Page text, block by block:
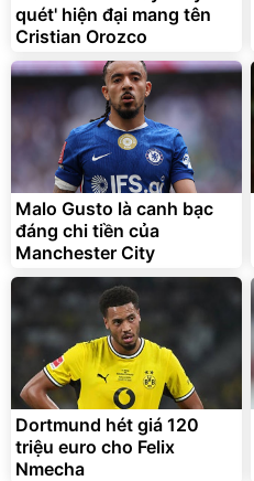
Flash Sale
quét' hiện đại mang tên
Cristian Orozco
Malo Gusto là canh bạc
đáng chi tiền của
Manchester City
Dortmund hét giá 120
triệu euro cho Felix
Nmecha